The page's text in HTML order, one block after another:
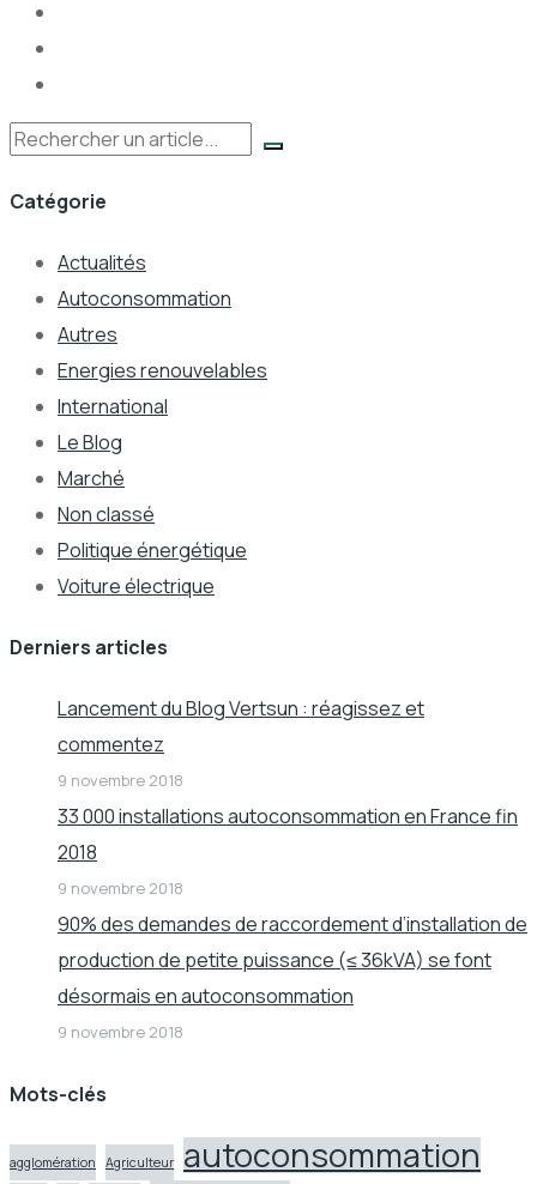
Rechercher
Catégorie
Actualités
Autoconsommation
Autres
Energies renouvelables
International
Le Blog
Marché
Non classé
Politique énergétique
Voiture électrique
Derniers articles
Lancement du Blog Vertsun : réagissez et
commentez
9 novembre 2018
33 000 installations autoconsommation en France fin
2018
9 novembre 2018
90% des demandes de raccordement d’installation de
production de petite puissance (≤ 36kVA) se font
désormais en autoconsommation
9 novembre 2018
Mots-clés
agglomération Agriculteur autoconsommation